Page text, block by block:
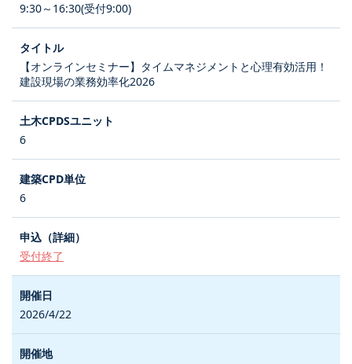
9:30～16:30(受付9:00)
【オンラインセミナー】タイムマネジメントと心理有効活用！
建設現場の業務効率化2026
6
6
受付終了
2026/4/22